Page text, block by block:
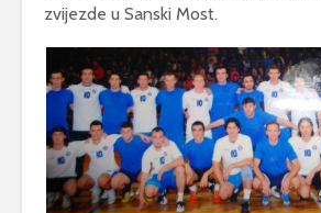
zvijezde u Sanski Most.